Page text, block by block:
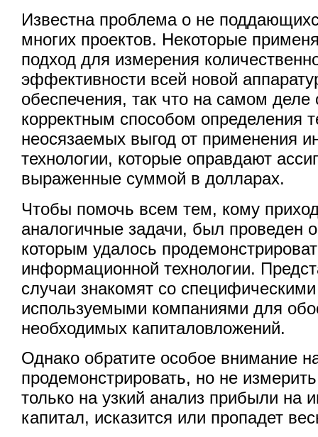
Известна проблема о не
многих проектов. Некоторые
подход для измерения
эффективности всей новой
обеспечения, так что на самом деле
корректным способом определения
неосязаемых выгод от применения
технологии, которые оправдают
выраженные суммой в долларах.
Чтобы помочь всем тем, кому
аналогичные задачи, был проведен
которым удалось
информационной технологии.
случаи знакомят со
используемыми компаниями для
необходимых капиталовложений.
Однако обратите особое внимание
продемонстрировать, но не
только на узкий анализ прибыли на
капитал, исказится или пропадет